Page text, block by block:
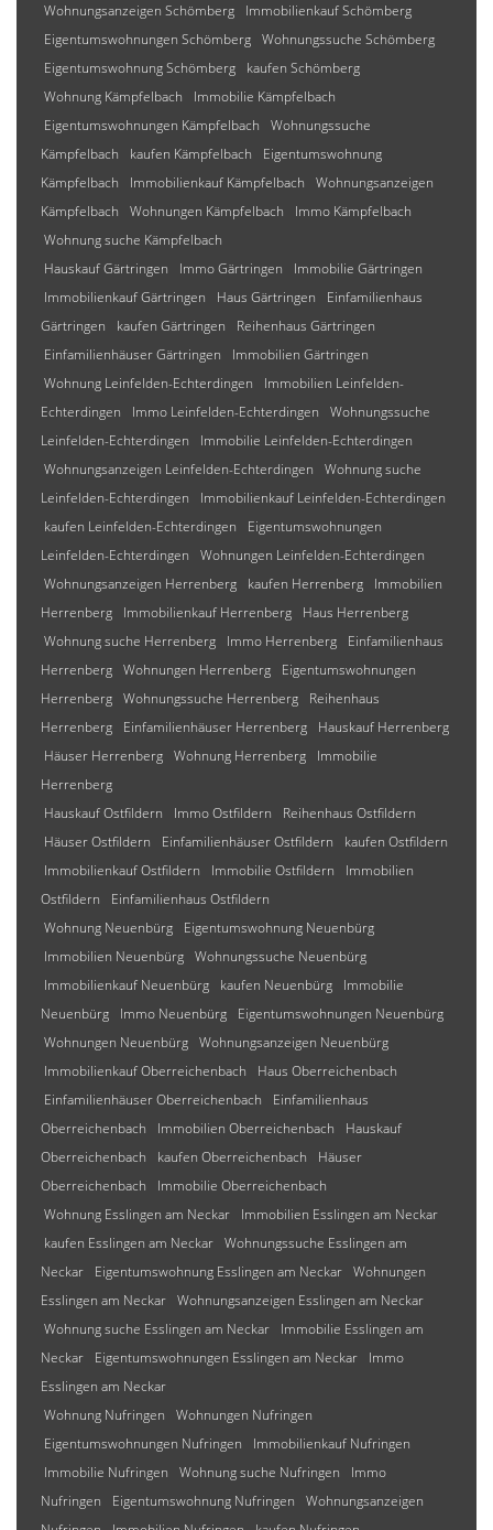
Wohnungsanzeigen Schömberg
Immobilienkauf Schömberg
Eigentumswohnungen Schömberg Wohnungssuche Schömberg
Eigentumswohnung Schömberg
kaufen Schömberg
Wohnung Kämpfelbach
Immobilie Kämpfelbach
Eigentumswohnungen Kämpfelbach
Wohnungssuche
Kämpfelbach
kaufen Kämpfelbach
Eigentumswohnung
Kämpfelbach
Immobilienkauf Kämpfelbach
Wohnungsanzeigen
Kämpfelbach
Wohnungen Kämpfelbach
Immo Kämpfelbach
Wohnung suche Kämpfelbach
Hauskauf Gärtringen
Immo Gärtringen
Immobilie Gärtringen
Immobilienkauf Gärtringen
Haus Gärtringen
Einfamilienhaus
Gärtringen
kaufen Gärtringen
Reihenhaus Gärtringen
Einfamilienhäuser Gärtringen
Immobilien Gärtringen
Wohnung Leinfelden-Echterdingen
Immobilien Leinfelden-
Echterdingen
Immo Leinfelden-Echterdingen
Wohnungssuche
Leinfelden-Echterdingen
Immobilie Leinfelden-Echterdingen
Wohnungsanzeigen Leinfelden-Echterdingen
Wohnung suche
Leinfelden-Echterdingen
Immobilienkauf Leinfelden-Echterdingen
kaufen Leinfelden-Echterdingen
Eigentumswohnungen
Leinfelden-Echterdingen
Wohnungen Leinfelden-Echterdingen
Wohnungsanzeigen Herrenberg
kaufen Herrenberg
Immobilien
Herrenberg
Immobilienkauf Herrenberg
Haus Herrenberg
Wohnung suche Herrenberg
Immo Herrenberg
Einfamilienhaus
Herrenberg Wohnungen Herrenberg
Eigentumswohnungen
Herrenberg Wohnungssuche Herrenberg
Reihenhaus
Herrenberg
Einfamilienhäuser Herrenberg
Hauskauf Herrenberg
Häuser Herrenberg Wohnung Herrenberg
Immobilie
Herrenberg
Hauskauf Ostfildern
Immo Ostfildern
Reihenhaus Ostfildern
Häuser Ostfildern
Einfamilienhäuser Ostfildern
kaufen Ostfildern
Immobilienkauf Ostfildern
Immobilie Ostfildern
Immobilien
Ostfildern
Einfamilienhaus Ostfildern
Wohnung Neuenbürg
Eigentumswohnung Neuenbürg
Immobilien Neuenbürg Wohnungssuche Neuenbürg
Immobilienkauf Neuenbürg
kaufen Neuenbürg
Immobilie
Neuenbürg
Immo Neuenbürg
Eigentumswohnungen Neuenbürg
Wohnungen Neuenbürg Wohnungsanzeigen Neuenbürg
Immobilienkauf Oberreichenbach
Haus Oberreichenbach
Einfamilienhäuser Oberreichenbach
Einfamilienhaus
Oberreichenbach
Immobilien Oberreichenbach
Hauskauf
Oberreichenbach
kaufen Oberreichenbach
Häuser
Oberreichenbach
Immobilie Oberreichenbach
Wohnung Esslingen am Neckar
Immobilien Esslingen am Neckar
kaufen Esslingen am Neckar Wohnungssuche Esslingen am
Neckar
Eigentumswohnung Esslingen am Neckar Wohnungen
Esslingen am Neckar Wohnungsanzeigen Esslingen am Neckar
Wohnung suche Esslingen am Neckar
Immobilie Esslingen am
Neckar
Eigentumswohnungen Esslingen am Neckar
Immo
Esslingen am Neckar
Wohnung Nufringen
Wohnungen Nufringen
Eigentumswohnungen Nufringen
Immobilienkauf Nufringen
Immobilie Nufringen
Wohnung suche Nufringen
Immo
Nufringen
Eigentumswohnung Nufringen
Wohnungsanzeigen